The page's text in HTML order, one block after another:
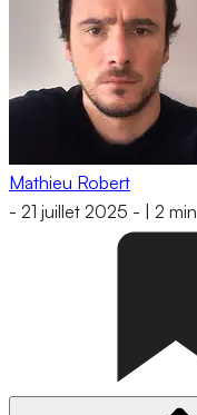
Mathieu Robert
- 21 juillet 2025 - 2 min